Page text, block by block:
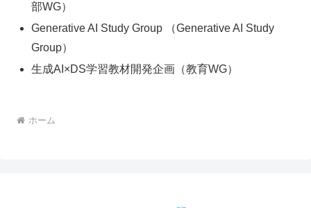
部WG）
Generative AI Study Group （Generative AI Study
Group）
生成AI×DS学習教材開発企画（教育WG）
ホーム